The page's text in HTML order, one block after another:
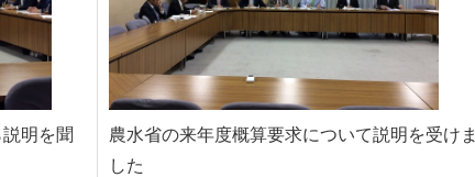
明を聞
農水省の来年度概算要求について説明を受けま
した